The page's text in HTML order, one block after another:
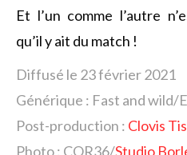
Et l’un comme l’autre
qu’il y ait du match !
Diffusé le 23 février 2021
Générique : Fast and wild/
Post-production : Clovis
Photo : COR36/Studio